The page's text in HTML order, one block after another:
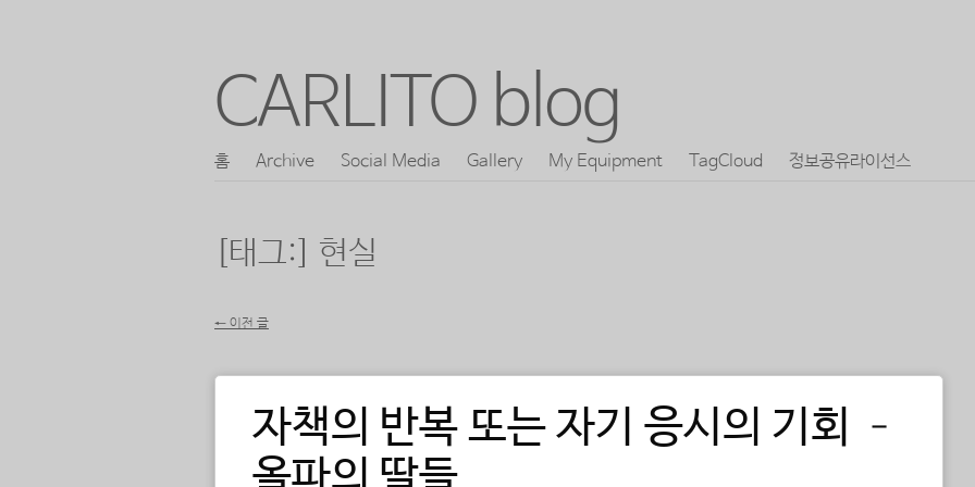
CARLITO blog
콘
로
로
홈 Archive Social Media Gallery My Equipment TagCloud 정보공유라이선스
[태그:] 현실
포스트 내비게이션
← 이전 글
자책의 반복 또는 자기 응시의 기회 –